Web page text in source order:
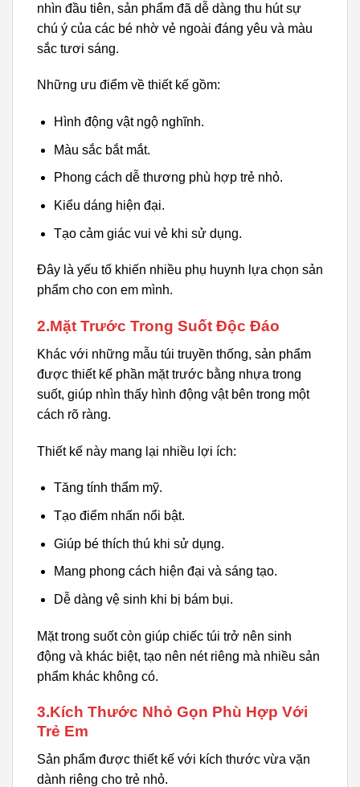
nhìn đầu tiên, sản phẩm đã dễ dàng thu hút sự
chú ý của các bé nhờ vẻ ngoài đáng yêu và màu
sắc tươi sáng.
Những ưu điểm về thiết kế gồm:
Hình động vật ngộ nghĩnh.
Màu sắc bắt mắt.
Phong cách dễ thương phù hợp trẻ nhỏ.
Kiểu dáng hiện đại.
Tạo cảm giác vui vẻ khi sử dụng.
Đây là yếu tố khiến nhiều phụ huynh lựa chọn sản
phẩm cho con em mình.
2.Mặt Trước Trong Suốt Độc Đáo
Khác với những mẫu túi truyền thống, sản phẩm
được thiết kế phần mặt trước bằng nhựa trong
suốt, giúp nhìn thấy hình động vật bên trong một
cách rõ ràng.
Thiết kế này mang lại nhiều lợi ích:
Tăng tính thẩm mỹ.
Tạo điểm nhấn nổi bật.
Giúp bé thích thú khi sử dụng.
Mang phong cách hiện đại và sáng tạo.
Dễ dàng vệ sinh khi bị bám bụi.
Mặt trong suốt còn giúp chiếc túi trở nên sinh
động và khác biệt, tạo nên nét riêng mà nhiều sản
phẩm khác không có.
3.Kích Thước Nhỏ Gọn Phù Hợp Với
Trẻ Em
Sản phẩm được thiết kế với kích thước vừa vặn
dành riêng cho trẻ nhỏ.